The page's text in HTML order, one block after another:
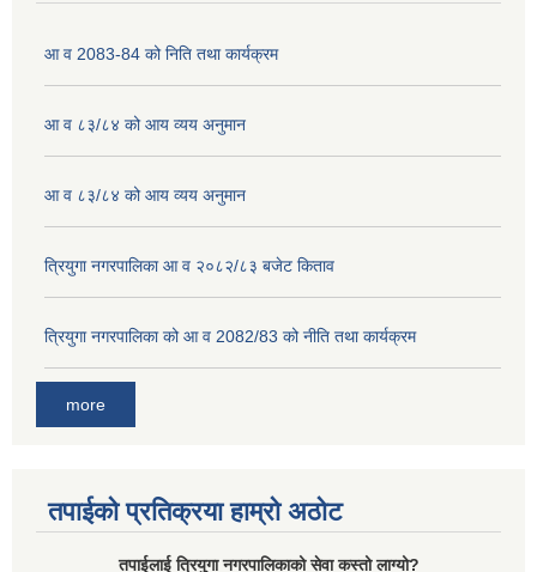
आ व 2083-84 को निति तथा कार्यक्रम
आ व ८३/८४ को आय व्यय अनुमान
आ व ८३/८४ को आय व्यय अनुमान
त्रियुगा नगरपालिका आ व २०८२/८३ बजेट किताव
त्रियुगा नगरपालिका को आ व 2082/83 को नीति तथा कार्यक्रम
more
तपाईको प्रतिक्रया हाम्रो अठोट
तपाईलाई त्रियुगा नगरपालिकाको सेवा कस्तो लाग्यो?